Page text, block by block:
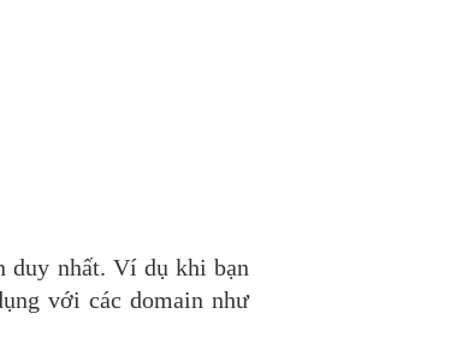
duy nhất. Ví dụ khi bạn
với các domain như